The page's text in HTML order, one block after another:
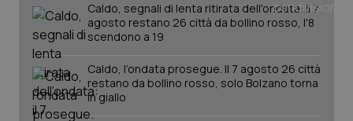
Caldo, segnali di lenta ritirata dell'ondata: il 7
agosto restano 26 città da bollino rosso, l'8
scendono a 19
Caldo, l’ondata prosegue. Il 7 agosto 26 città
restano da bollino rosso, solo Bolzano torna
in giallo